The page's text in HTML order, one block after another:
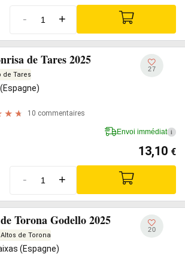
- +
de Tares 2025
de Tares
10 commentaires
27
Envoi immédiat i
13,10 €
- +
Torona Godello 2025
de Torona
(Espagne)
20